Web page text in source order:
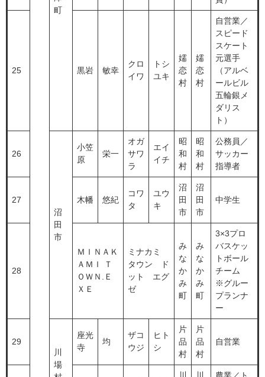
町
25 黒岩 敏幸
クロ
イワ
トシ
ユキ
嬬
恋
村
嬬
恋
村
自営業／
スピード
スケート
元選手
（アルベ
ールビル
五輪銀メ
ダリス
ト）
26
沼
田
市
小笠
原
栄一
オガ
サワ
ラ
エイ
イチ
昭
和
村
昭
和
村
公務員／
サッカー
指導者
27 木幡 悠紀
コワ
タ
ユウ
キ
沼
田
市
沼
田
市
中学生
28
ＭＩＮＡＫ
ＡＭＩ Ｔ
ＯＷＮ.Ｅ
ＸＥ
ミナカミ
タウン ド
ット エグ
ゼ
み
な
か
み
町
み
な
か
み
町
3×3プロ
バスケッ
トボール
チーム
※グルー
プランナ
ー
29
川
場
座光
寺
均
ザコ
ウジ
ヒト
シ
片
品
村
片
品
村
自営業